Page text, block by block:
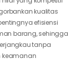
kualitas
efisiensi
barang, sehingga
tanpa
keamanan